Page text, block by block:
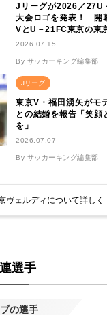
Jリーグが2026／27U
大会ロゴを発表！ 開
VとU－21FC東京の東
2026.07.15
By サッカーキング編集部
Jリーグ
東京V・福田湧矢がモ
との結婚を報告「笑顔
を」
2026.07.07
By サッカーキング編集部
ヴェルディについて詳しく
選手
の選手